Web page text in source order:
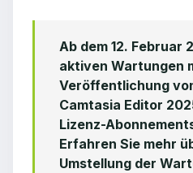
Ab dem 12. Februar
aktiven Wartungen
Veröffentlichung
Camtasia Editor
Lizenz-
Erfahren Sie mehr
Umstellung der